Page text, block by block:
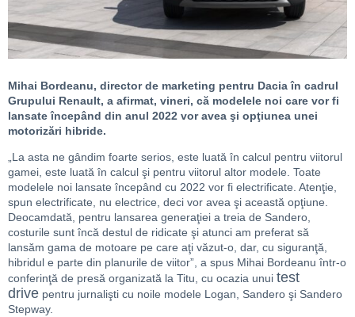
Mihai Bordeanu, director de marketing pentru Dacia în cadrul
Grupului Renault, a afirmat, vineri, că modelele noi care vor fi
lansate începând din anul 2022 vor avea şi opţiunea unei
motorizări hibride.
„La asta ne gândim foarte serios, este luată în calcul pentru viitorul
gamei, este luată în calcul şi pentru viitorul altor modele. Toate
modelele noi lansate începând cu 2022 vor fi electrificate. Atenţie,
spun electrificate, nu electrice, deci vor avea şi această opţiune.
Deocamdată, pentru lansarea generaţiei a treia de Sandero,
costurile sunt încă destul de ridicate şi atunci am preferat să
lansăm gama de motoare pe care aţi văzut-o, dar, cu siguranţă,
hibridul e parte din planurile de viitor”, a spus Mihai Bordeanu într-o
conferinţă de presă organizată la Titu, cu ocazia unui test
drive pentru jurnalişti cu noile modele Logan, Sandero şi Sandero
Stepway.